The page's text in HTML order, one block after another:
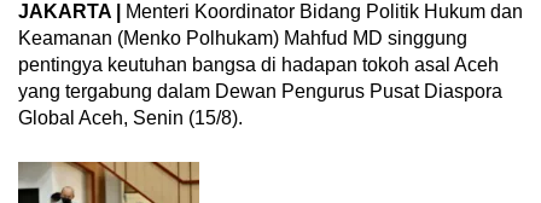
JAKARTA |
Menteri Koordinator Bidang Politik Hukum dan
Keamanan (Menko Polhukam) Mahfud MD singgung
pentingya keutuhan bangsa di hadapan tokoh asal Aceh
yang tergabung dalam Dewan Pengurus Pusat Diaspora
Global Aceh, Senin (15/8).